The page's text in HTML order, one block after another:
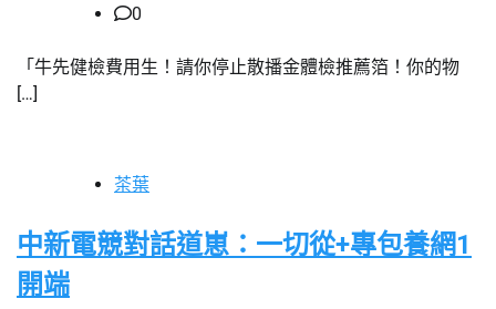
0
「牛先健檢費用生！請你停止散播金體檢推薦箔！你的物
[…]
茶葉
中新電競對話道崽：一切從+專包養網1
開端